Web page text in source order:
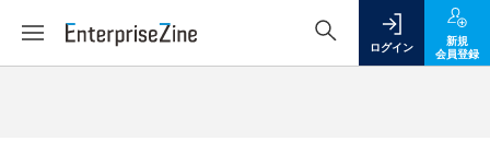
ログイン
新規
会員登録